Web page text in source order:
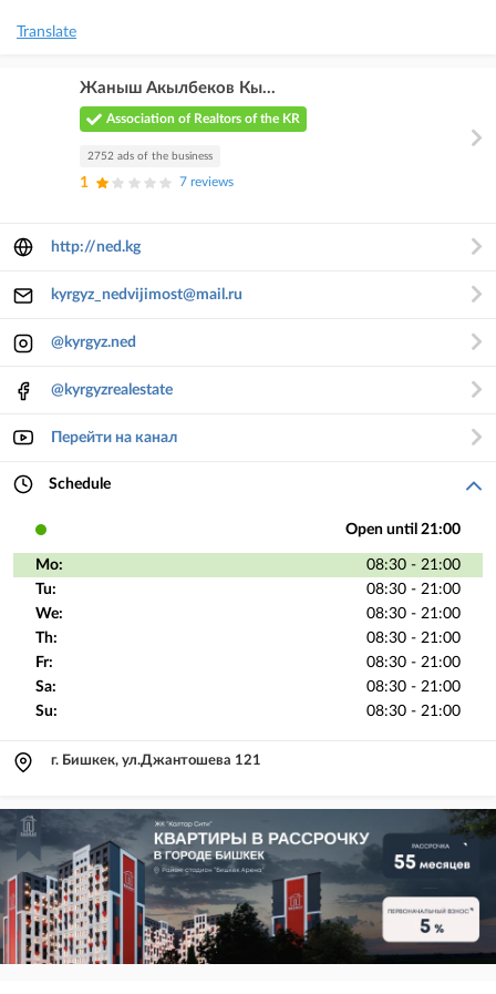
Translate
Жаныш Акылбеков Кы...
Association of Realtors of the KR
2752 ads of the business
1 7 reviews
http://ned.kg
kyrgyz_nedvijimost@mail.ru
@kyrgyz.ned
@kyrgyzrealestate
Перейти на канал
Schedule
Open until 21:00
Mo:
08:30 - 21:00
Tu:
08:30 - 21:00
We:
08:30 - 21:00
Th:
08:30 - 21:00
Fr:
08:30 - 21:00
Sa:
08:30 - 21:00
Su:
08:30 - 21:00
г. Бишкек, ул.Джантошева 121